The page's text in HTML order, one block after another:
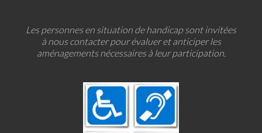
Les personnes en situation de handicap sont invitées
à nous contacter pour évaluer et anticiper les
aménagements nécessaires à leur participation.